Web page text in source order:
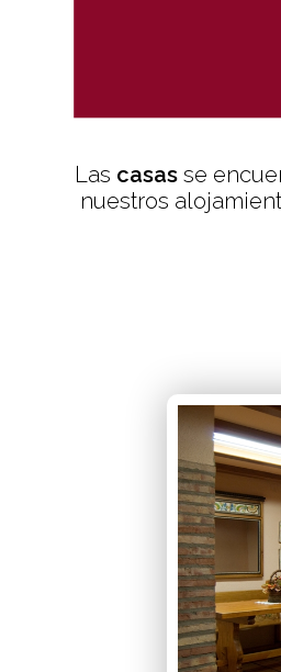
Las casas se
nuestros